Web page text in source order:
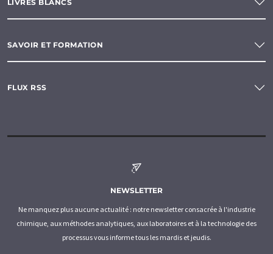
LIVRES BLANCS
SAVOIR ET FORMATION
FLUX RSS
NEWSLETTER
Ne manquez plus aucune actualité : notre newsletter consacrée à l'industrie
chimique, aux méthodes analytiques, aux laboratoires et à la technologie des
processus vous informe tous les mardis et jeudis.